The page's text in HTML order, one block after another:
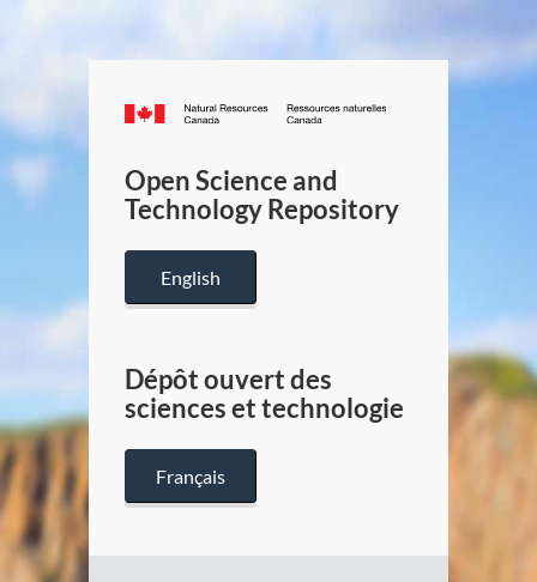
Canada.ca
/
Canada
Open Science and
Technology Repository
English
Dépôt ouvert des
sciences et technologie
Français